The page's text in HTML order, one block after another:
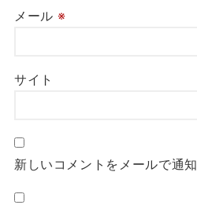
メール ※
サイト
新しいコメントをメールで通知